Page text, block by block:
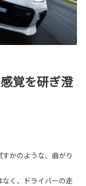
覚を研ぎ澄
かのような、曲がり
く、ドライバーの走